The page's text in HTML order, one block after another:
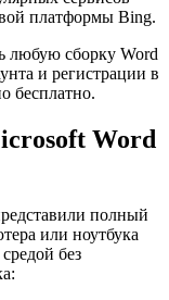
платформы Bing.
любую сборку Word
и регистрации в
бесплатно.
Word
полный
или ноутбука
без